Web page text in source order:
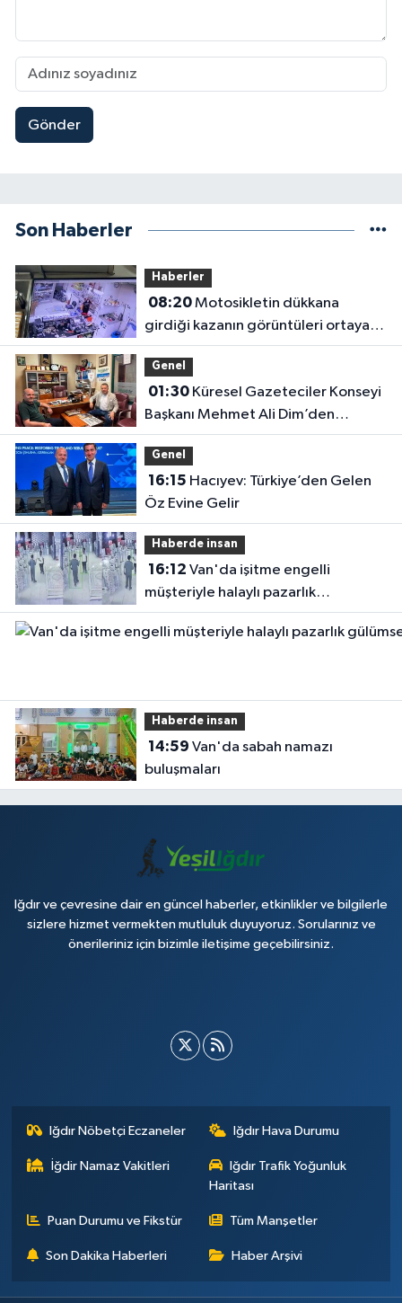
Gönder
Son Haberler
Haberler
08:20Motosikletin dükkana
girdiği kazanın görüntüleri ortaya
çıktı
Genel
01:30Küresel Gazeteciler Konseyi
Başkanı Mehmet Ali Dim’den
Gazetemize Ziyaret
Genel
16:15
Öz Evine Gelir
Haberde insan
16:12
müşteriyle halaylı pazarlık
gülümsetti
Haberde insan
14:59
buluşmaları
Iğdır ve çevresine dair en güncel haberler, etkinlikler ve bilgilerle
sizlere hizmet vermekten mutluluk duyuyoruz. Sorularınız ve
önerileriniz için bizimle iletişime geçebilirsiniz.
Iğdır Nöbetçi Eczaneler Iğdır Hava Durumu
İğdir Namaz Vakitleri
Iğdır Trafik Yoğunluk
Haritası
Puan Durumu ve Fikstür Tüm Manşetler
Son Dakika Haberleri Haber Arşivi